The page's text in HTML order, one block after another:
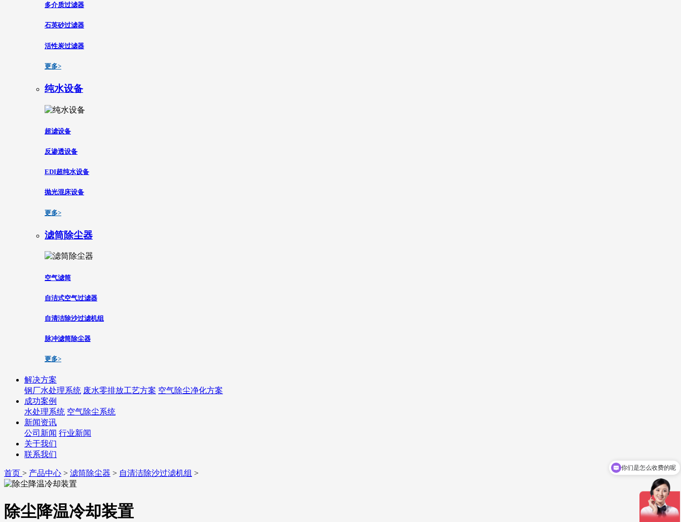
多介质过滤器
石英砂过滤器
活性炭过滤器
更多>
纯水设备
超滤设备
反渗透设备
EDI超纯水设备
抛光混床设备
更多>
滤筒除尘器
空气滤筒
自洁式空气过滤器
自清洁除沙过滤机组
脉冲滤筒除尘器
更多>
解决方案
钢厂水处理系统 废水零排放工艺方案 空气除尘净化方案
成功案例
水处理系统 空气除尘系统
新闻资讯
公司新闻 行业新闻
关于我们
联系我们
首页 > 产品中心 > 滤筒除尘器 > 自清洁除沙过滤机组 >
除尘降温冷却装置
现在有优惠活动吗